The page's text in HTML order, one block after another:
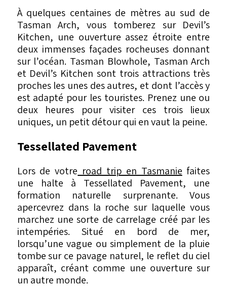
À quelques centaines de mètres au sud de
Tasman Arch, vous tomberez sur Devil’s
Kitchen, une ouverture assez étroite entre
deux immenses façades rocheuses donnant
sur l’océan. Tasman Blowhole, Tasman Arch
et Devil’s Kitchen sont trois attractions très
proches les unes des autres, et dont l’accès y
est adapté pour les touristes. Prenez une ou
deux heures pour visiter ces trois lieux
uniques, un petit détour qui en vaut la peine.
Tessellated Pavement
Lors de votre road trip en Tasmanie faites
une halte à Tessellated Pavement, une
formation naturelle surprenante. Vous
apercevrez dans la roche sur laquelle vous
marchez une sorte de carrelage créé par les
intempéries. Situé en bord de mer,
lorsqu’une vague ou simplement de la pluie
tombe sur ce pavage naturel, le reflet du ciel
apparaît, créant comme une ouverture sur
un autre monde.